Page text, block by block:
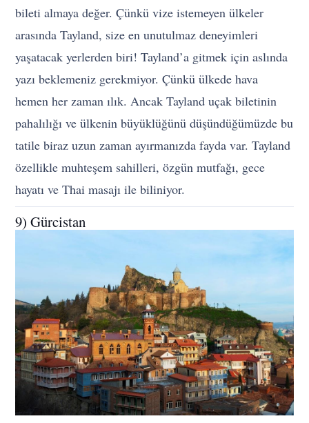
bileti almaya değer. Çünkü vize istemeyen ülkeler
arasında Tayland, size en unutulmaz deneyimleri
yaşatacak yerlerden biri! Tayland’a gitmek için aslında
yazı beklemeniz gerekmiyor. Çünkü ülkede hava
hemen her zaman ılık. Ancak Tayland uçak biletinin
pahalılığı ve ülkenin büyüklüğünü düşündüğümüzde bu
tatile biraz uzun zaman ayırmanızda fayda var. Tayland
özellikle muhteşem sahilleri, özgün mutfağı, gece
hayatı ve Thai masajı ile biliniyor.
9) Gürcistan